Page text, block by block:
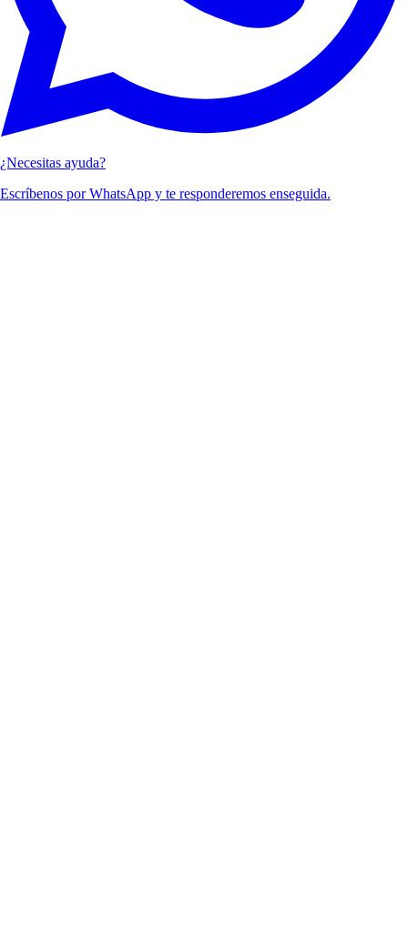
¿Necesitas ayuda?
Escríbenos por WhatsApp y te responderemos enseguida.